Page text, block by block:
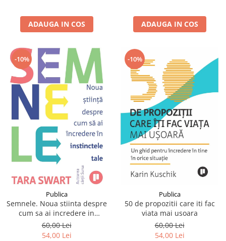
ADAUGA IN COS ADAUGA IN COS
-10%
Publica
Semnele. Noua stiinta despre
cum sa ai incredere in
instinctele tale
60,00 Lei
54,00 Lei
-10%
Publica
50 de propozitii care iti fac
viata mai usoara
60,00 Lei
54,00 Lei